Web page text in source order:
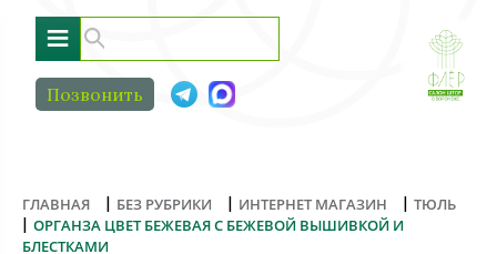
≡
Позвонить
ГЛАВНАЯ | БЕЗ РУБРИКИ | ИНТЕРНЕТ МАГАЗИН | ТЮЛЬ
| ОРГАНЗА ЦВЕТ БЕЖЕВАЯ С БЕЖЕВОЙ ВЫШИВКОЙ И
БЛЕСТКАМИ